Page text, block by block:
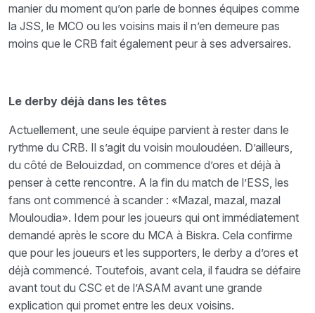
manier du moment qu’on parle de bonnes équipes comme
la JSS, le MCO ou les voisins mais il n’en demeure pas
moins que le CRB fait également peur à ses adversaires.
Le derby déjà dans les têtes
Actuellement, une seule équipe parvient à rester dans le
rythme du CRB. Il s’agit du voisin mouloudéen. D’ailleurs,
du côté de Belouizdad, on commence d’ores et déjà à
penser à cette rencontre. A la fin du match de l’ESS, les
fans ont commencé à scander : «Mazal, mazal, mazal
Mouloudia». Idem pour les joueurs qui ont immédiatement
demandé après le score du MCA à Biskra. Cela confirme
que pour les joueurs et les supporters, le derby a d’ores et
déjà commencé. Toutefois, avant cela, il faudra se défaire
avant tout du CSC et de l’ASAM avant une grande
explication qui promet entre les deux voisins.